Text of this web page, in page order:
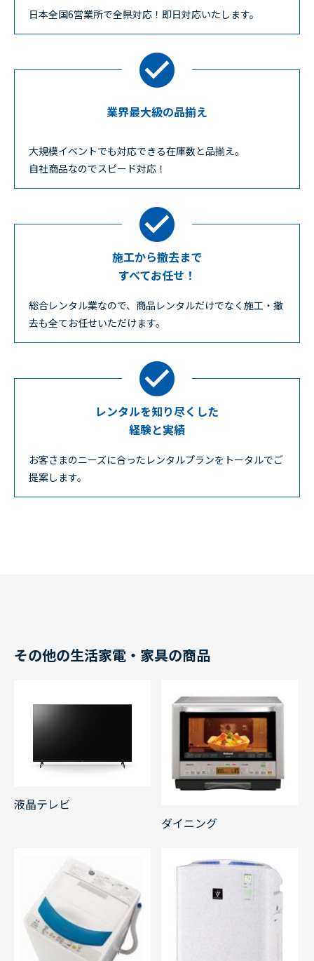
日本全国6営業所で全県対応！即日対応いたします。
業界最大級の品揃え
大規模イベントでも対応できる在庫数と品揃え。
自社商品なのでスピード対応！
施工から撤去まで
すべてお任せ！
総合レンタル業なので、商品レンタルだけでなく施工・撤
去も全てお任せいただけます。
レンタルを知り尽くした
経験と実績
お客さまのニーズに合ったレンタルプランをトータルでご
提案します。
その他の生活家電・家具の商品
液晶テレビ
ダイニング